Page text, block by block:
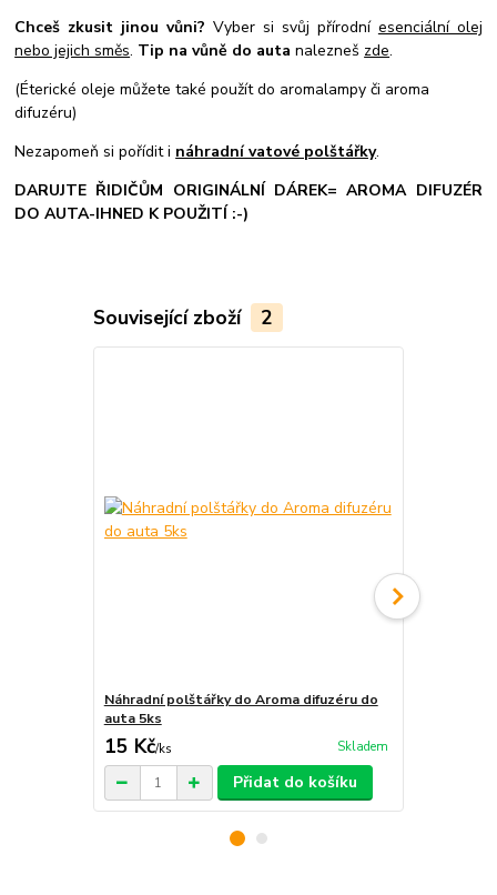
Chceš zkusit jinou vůni? Vyber si svůj přírodní esenciální olej
nebo jejich směs. Tip na vůně do autanalezneš zde.
(Éterické oleje můžete také použít do aromalampy či aroma
difuzéru)
Nezapomeň si pořídit i náhradní vatové polštářky.
DARUJTE ŘIDIČŮM ORIGINÁLNÍ DÁREK= AROMA DIFUZÉR
DO AUTA-IHNED K POUŽITÍ :-)
Související zboží 2
Náhradní polštářky do Aroma difuzéru do
auta 5ks
15 Kč/ks Skladem
Přidat do košíku